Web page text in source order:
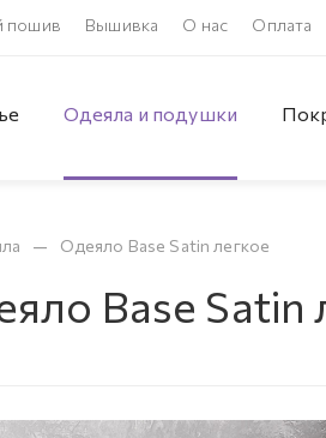
пошив Вышивка О нас Оплата
Одеяла и подушки
— Одеяло Base Satin легкое
Base Satin